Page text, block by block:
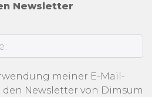
Newsletter
meiner E-Mail-
den Newsletter von Dimsum